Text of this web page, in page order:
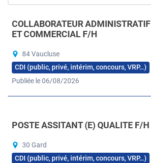
COLLABORATEUR ADMINISTRATIF
ET COMMERCIAL F/H
84 Vaucluse
CDI (public, privé, intérim, concours, VRP…)
Publiée le 06/08/2026
POSTE ASSITANT (E) QUALITE F/H
30 Gard
CDI (public, privé, intérim, concours, VRP…)